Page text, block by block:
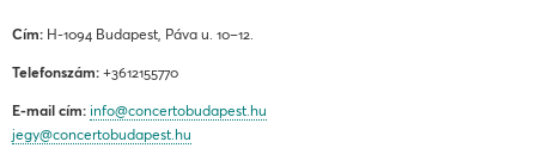
Cím: H-1094 Budapest, Páva u. 10–12.
Telefonszám: +3612155770
E-mail cím: info@concertobudapest.hu
jegy@concertobudapest.hu